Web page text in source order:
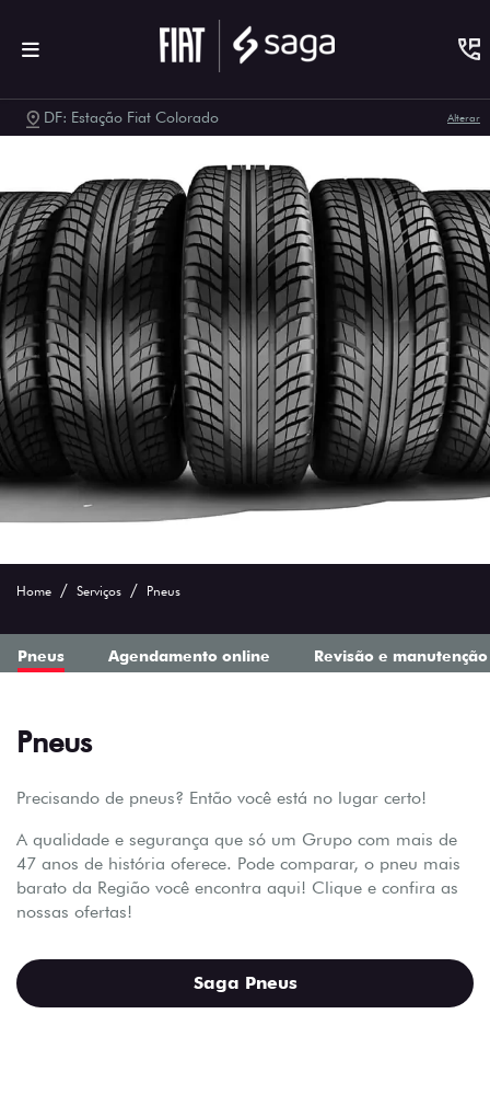
DF: Estação Fiat Colorado Alterar
Home Serviços Pneus
Agendamento online Revisão e manutenção
Pneus
Pneus
Precisando de pneus? Então você está no lugar certo!
A qualidade e segurança que só um Grupo com mais de
47 anos de história oferece. Pode comparar, o pneu mais
barato da Região você encontra aqui! Clique e confira as
nossas ofertas!
Saga Pneus